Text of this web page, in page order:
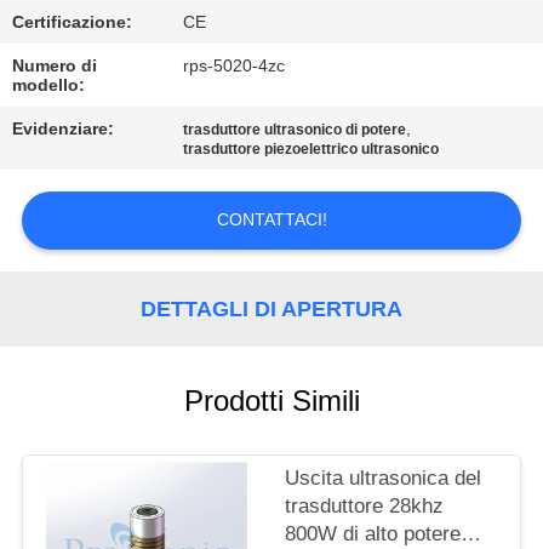
CONTATTICI
NOTIZIE
MAPPA
SULLA
Certificazione: CE
Numero di
modello:
rps-5020-4zc
Evidenziare: trasduttore ultrasonico di potere,
trasduttore piezoelettrico ultrasonico
CONTATTACI!
DETTAGLI DI APERTURA
Prodotti Simili
Uscita ultrasonica del
trasduttore 28khz
800W di alto potere